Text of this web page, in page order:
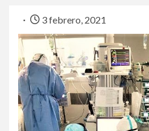
3 febrero, 2021